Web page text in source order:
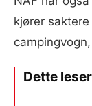
kjører